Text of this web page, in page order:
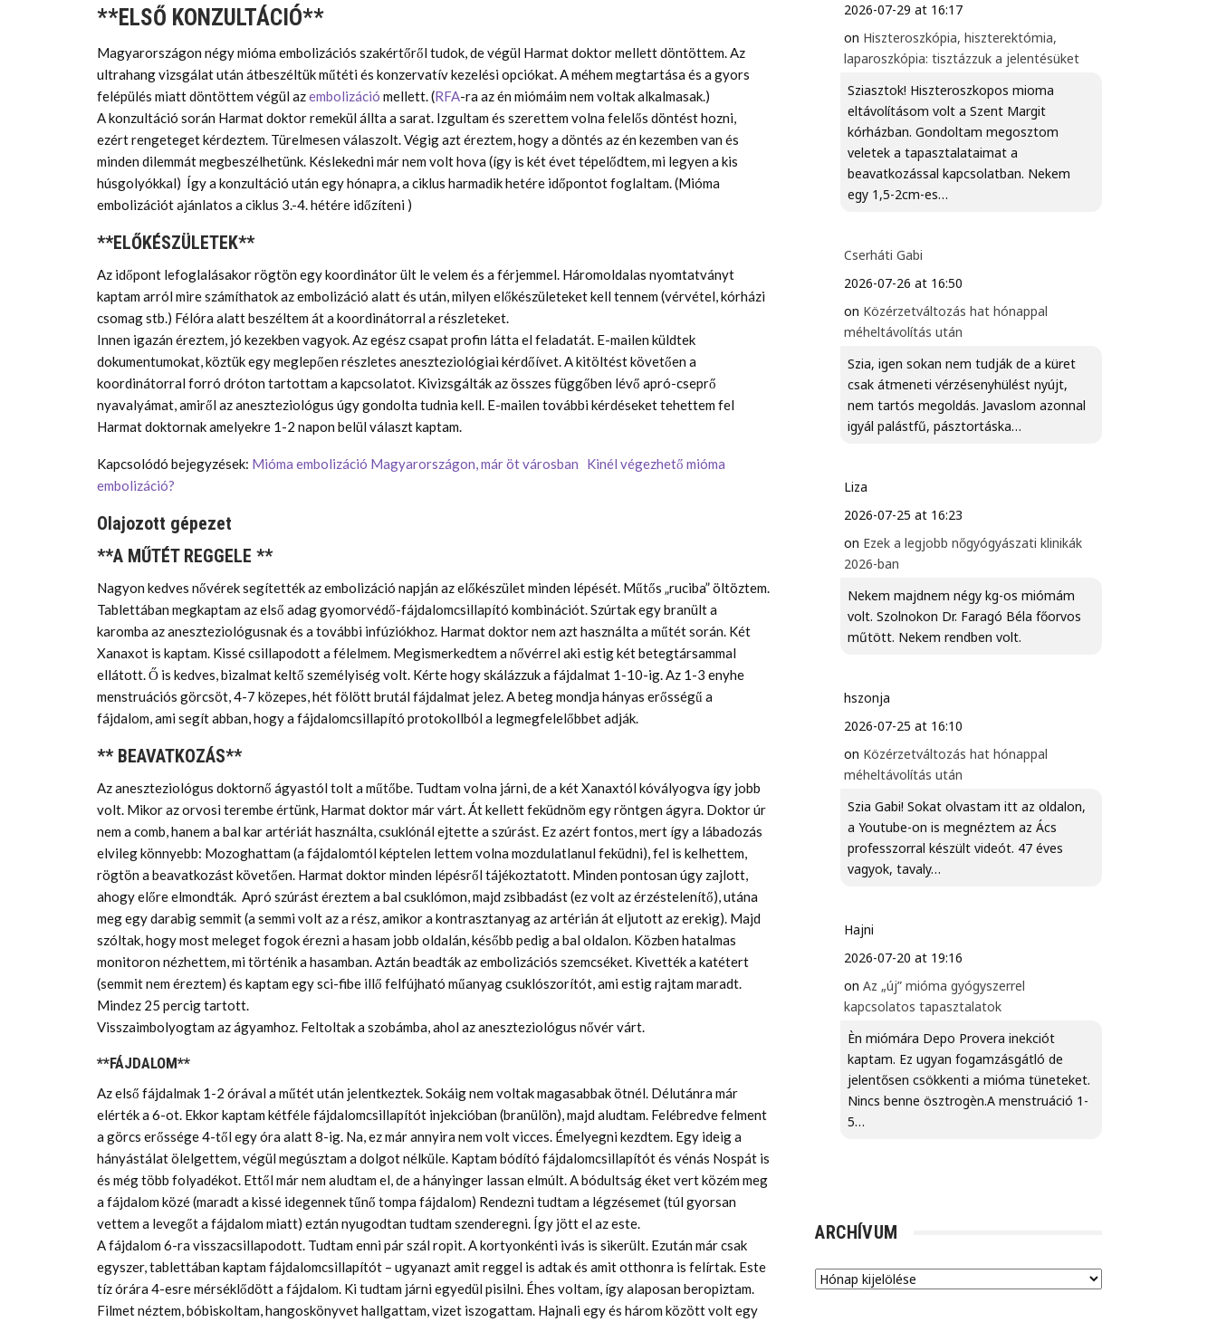
**ELSŐ KONZULTÁCIÓ**
Magyarországon négy mióma embolizációs szakértőről tudok, de végül Harmat doktor mellett döntöttem. Az
ultrahang vizsgálat után átbeszéltük műtéti és konzervatív kezelési opciókat. A méhem megtartása és a gyors
felépülés miatt döntöttem végül azembolizáció mellett. (RFA-ra az én miómáim nem voltak alkalmasak.)
A konzultáció során Harmat doktor remekül állta a sarat. Izgultam és szerettem volna felelős döntést hozni,
ezért rengeteget kérdeztem. Türelmesen válaszolt. Végig azt éreztem, hogy a döntés az én kezemben van és
minden dilemmát megbeszélhetünk. Késlekedni már nem volt hova (így is két évet tépelődtem, mi legyen a kis
húsgolyókkal) Így a konzultáció után egy hónapra, a ciklus harmadik hetére időpontot foglaltam. (Mióma
embolizációt ajánlatos a ciklus 3.-4. hétére időzíteni )
**ELŐKÉSZÜLETEK**
Az időpont lefoglalásakor rögtön egy koordinátor ült le velem és a férjemmel. Háromoldalas nyomtatványt
kaptam arról mire számíthatok az embolizáció alatt és után, milyen előkészületeket kell tennem (vérvétel, kórházi
csomag stb.) Félóra alatt beszéltem át a koordinátorral a részleteket.
Innen igazán éreztem, jó kezekben vagyok. Az egész csapat profin látta el feladatát. E-mailen küldtek
dokumentumokat, köztük egy meglepően részletes aneszteziológiai kérdőívet. A kitöltést követően a
koordinátorral forró dróton tartottam a kapcsolatot. Kivizsgálták az összes függőben lévő apró-cseprő
nyavalyámat, amiről az aneszteziológus úgy gondolta tudnia kell. E-mailen további kérdéseket tehettem fel
Harmat doktornak amelyekre 1-2 napon belül választ kaptam.
Kapcsolódó bejegyzések: Mióma embolizáció Magyarországon, már öt városban
Kinél végezhető mióma
embolizáció?
Olajozott gépezet
**A MŰTÉT REGGELE **
Nagyon kedves nővérek segítették az embolizáció napján az előkészület minden lépését. Műtős „ruciba” öltöztem.
Tablettában megkaptam az első adag gyomorvédő-fájdalomcsillapító kombinációt. Szúrtak egy branült a
karomba az aneszteziológusnak és a további infúziókhoz. Harmat doktor nem azt használta a műtét során. Két
Xanaxot is kaptam. Kissé csillapodott a félelmem. Megismerkedtem a nővérrel aki estig két betegtársammal
ellátott. Ő is kedves, bizalmat keltő személyiség volt. Kérte hogy skálázzuk a fájdalmat 1-10-ig. Az 1-3 enyhe
menstruációs görcsöt, 4-7 közepes, hét fölött brutál fájdalmat jelez. A beteg mondja hányas erősségű a
fájdalom, ami segít abban, hogy a fájdalomcsillapító protokollból a legmegfelelőbbet adják.
** BEAVATKOZÁS**
Az aneszteziológus doktornő ágyastól tolt a műtőbe. Tudtam volna járni, de a két Xanaxtól kóvályogva így jobb
volt. Mikor az orvosi terembe értünk, Harmat doktor már várt. Át kellett feküdnöm egy röntgen ágyra. Doktor úr
nem a comb, hanem a bal kar artériát használta, csuklónál ejtette a szúrást. Ez azért fontos, mert így a lábadozás
elvileg könnyebb: Mozoghattam (a fájdalomtól képtelen lettem volna mozdulatlanul feküdni), fel is kelhettem,
rögtön a beavatkozást követően. Harmat doktor minden lépésről tájékoztatott. Minden pontosan úgy zajlott,
ahogy előre elmondták. Apró szúrást éreztem a bal csuklómon, majd zsibbadást (ez volt az érzéstelenítő), utána
meg egy darabig semmit (a semmi volt az a rész, amikor a kontrasztanyag az artérián át eljutott az erekig). Majd
szóltak, hogy most meleget fogok érezni a hasam jobb oldalán, később pedig a bal oldalon. Közben hatalmas
monitoron nézhettem, mi történik a hasamban. Aztán beadták az embolizációs szemcséket. Kivették a katétert
(semmit nem éreztem) és kaptam egy sci-fibe illő felfújható műanyag csuklószorítót, ami estig rajtam maradt.
Mindez 25 percig tartott.
Visszaimbolyogtam az ágyamhoz. Feltoltak a szobámba, ahol az aneszteziológus nővér várt.
**FÁJDALOM**
Az első fájdalmak 1-2 órával a műtét után jelentkeztek. Sokáig nem voltak magasabbak ötnél. Délutánra már
elérték a 6-ot. Ekkor kaptam kétféle fájdalomcsillapítót injekcióban (branülön), majd aludtam. Felébredve felment
a görcs erőssége 4-től egy óra alatt 8-ig. Na, ez már annyira nem volt vicces. Émelyegni kezdtem. Egy ideig a
hányástálat ölelgettem, végül megúsztam a dolgot nélküle. Kaptam bódító fájdalomcsillapítót és vénás Nospát is
és még több folyadékot. Ettől már nem aludtam el, de a hányinger lassan elmúlt. A bódultság éket vert közém meg
a fájdalom közé (maradt a kissé idegennek tűnő tompa fájdalom) Rendezni tudtam a légzésemet (túl gyorsan
vettem a levegőt a fájdalom miatt) eztán nyugodtan tudtam szenderegni. Így jött el az este.
A fájdalom 6-ra visszacsillapodott. Tudtam enni pár szál ropit. A kortyonkénti ivás is sikerült. Ezután már csak
egyszer, tablettában kaptam fájdalomcsillapítót – ugyanazt amit reggel is adtak és amit otthonra is felírtak. Este
tíz órára 4-esre mérséklődött a fájdalom. Ki tudtam járni egyedül pisilni. Éhes voltam, így alaposan beropiztam.
Filmet néztem, bóbiskoltam, hangoskönyvet hallgattam, vizet iszogattam. Hajnali egy és három között volt egy
2026-07-29 at 16:17
on Hiszteroszkópia, hiszterektómia,
laparoszkópia: tisztázzuk a jelentésüket
Sziasztok! Hiszteroszkopos mioma
eltávolításom volt a Szent Margit
kórházban. Gondoltam megosztom
veletek a tapasztalataimat a
beavatkozással kapcsolatban. Nekem
egy 1,5-2cm-es…
Cserháti Gabi
2026-07-26 at 16:50
on Közérzetváltozás hat hónappal
méheltávolítás után
Szia, igen sokan nem tudják de a küret
csak átmeneti vérzésenyhülést nyújt,
nem tartós megoldás. Javaslom azonnal
igyál palástfű, pásztortáska…
Liza
2026-07-25 at 16:23
on Ezek a legjobb nőgyógyászati klinikák
2026-ban
Nekem majdnem négy kg-os miómám
volt. Szolnokon Dr. Faragó Béla főorvos
műtött. Nekem rendben volt.
hszonja
2026-07-25 at 16:10
on Közérzetváltozás hat hónappal
méheltávolítás után
Szia Gabi! Sokat olvastam itt az oldalon,
a Youtube-on is megnéztem az Ács
professzorral készült videót. 47 éves
vagyok, tavaly…
Hajni
2026-07-20 at 19:16
onAz „új” mióma gyógyszerrel
kapcsolatos tapasztalatok
Èn miómára Depo Provera inekciót
kaptam. Ez ugyan fogamzásgátló de
jelentősen csökkenti a mióma tüneteket.
Nincs benne ösztrogèn.A menstruáció 1-
5…
ARCHÍVUM
Archívum